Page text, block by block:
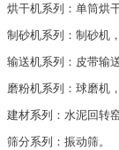
烘干机系列：单筒烘
制砂机系列：制砂机
输送机系列：皮带输
磨粉机系列：球磨机
建材系列：水泥回转
筛分系列：振动筛。